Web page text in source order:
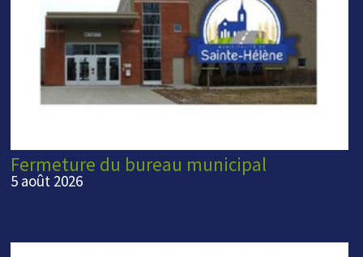
Fermeture du bureau municipal
5 août 2026